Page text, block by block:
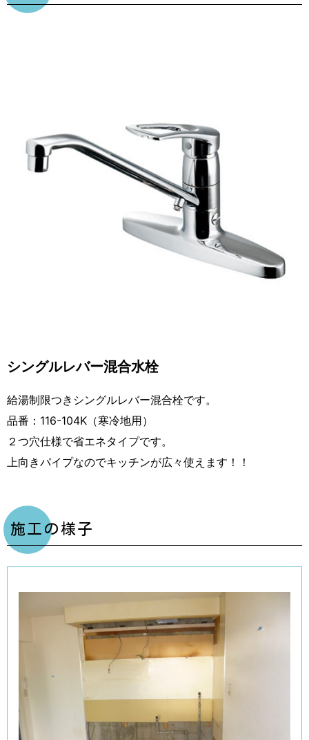
シングルレバー混合水栓
給湯制限つきシングルレバー混合栓です。
品番：116-104K（寒冷地用）
２つ穴仕様で省エネタイプです。
上向きパイプなのでキッチンが広々使えます！！
施工の様子